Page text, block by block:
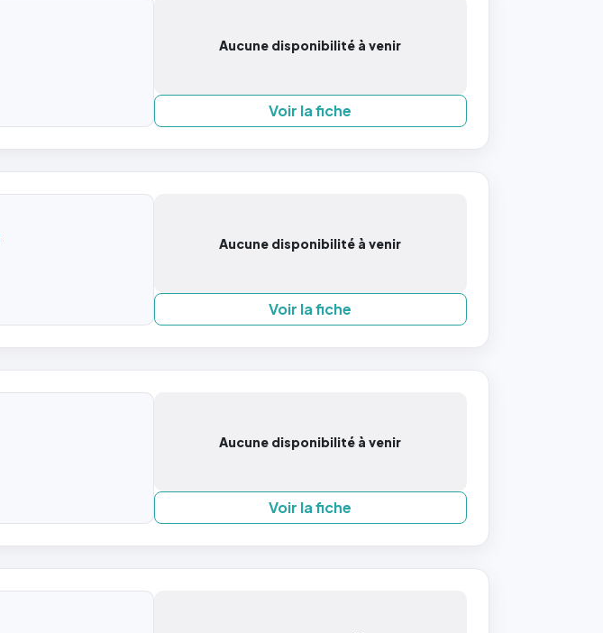
Aucune disponibilité à venir
Voir la fiche
Aucune disponibilité à venir
Voir la fiche
Aucune disponibilité à venir
Voir la fiche